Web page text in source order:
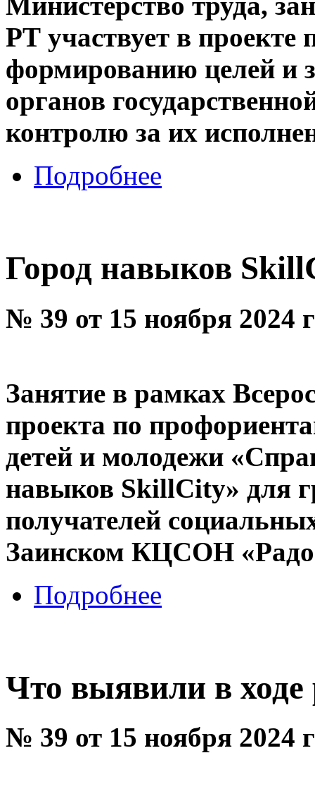
РТ участвует в проекте
формированию целей и
органов
контролю за их
Подробнее
Город навыков
№ 39 от 15 ноября 2024
Занятие в рамках
проекта по
детей и молодежи
навыков SkillCity» для
получателей
Заинском КЦСОН
Подробнее
Что выявили в ходе
№ 39 от 15 ноября 2024